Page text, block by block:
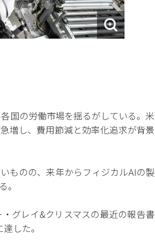
国の労働市場を揺るがしている。米
増し、費用節減と効率化追求が背景
ものの、来年からフィジカルAIの製
グレイ&クリスマスの最近の報告書
した。